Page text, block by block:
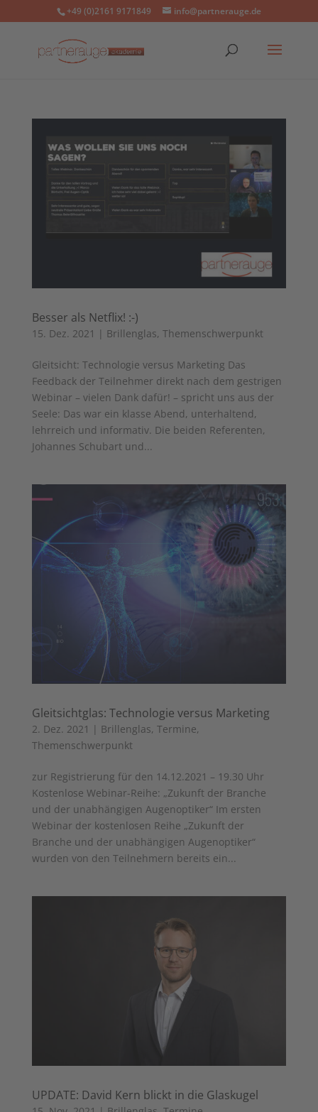
+49 (0)2161 9171849 info@partnerauge.de
Besser als Netflix! :-)
15. Dez. 2021 | Brillenglas, Themenschwerpunkt
Gleitsicht: Technologie versus Marketing Das
Feedback der Teilnehmer direkt nach dem gestrigen
Webinar – vielen Dank dafür! – spricht uns aus der
Seele: Das war ein klasse Abend, unterhaltend,
lehrreich und informativ. Die beiden Referenten,
Johannes Schubart und...
Gleitsichtglas: Technologie versus Marketing
2. Dez. 2021 | Brillenglas, Termine,
Themenschwerpunkt
zur Registrierung für den 14.12.2021 – 19.30 Uhr
Kostenlose Webinar-Reihe: „Zukunft der Branche
und der unabhängigen Augenoptiker“ Im ersten
Webinar der kostenlosen Reihe „Zukunft der
Branche und der unabhängigen Augenoptiker“
wurden von den Teilnehmern bereits ein...
UPDATE: David Kern blickt in die Glaskugel